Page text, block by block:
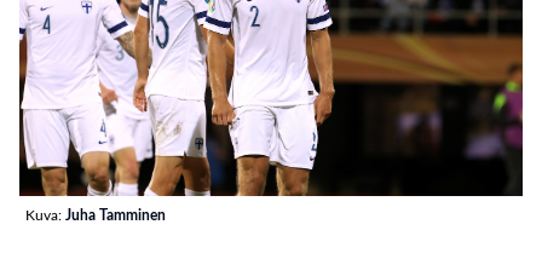
Kuva: Juha Tamminen